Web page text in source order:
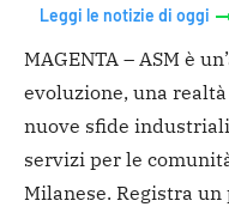
Leggi le notizie di oggi
MAGENTA – ASM è
evoluzione, una
nuove sfide
servizi per le
Milanese. Registra